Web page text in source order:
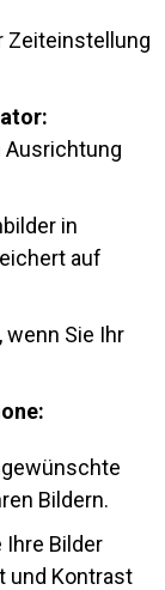
Zeiteinstellung
Ausrichtung
in
auf
wenn Sie Ihr
Bildern.
Ihre Bilder
und Kontrast